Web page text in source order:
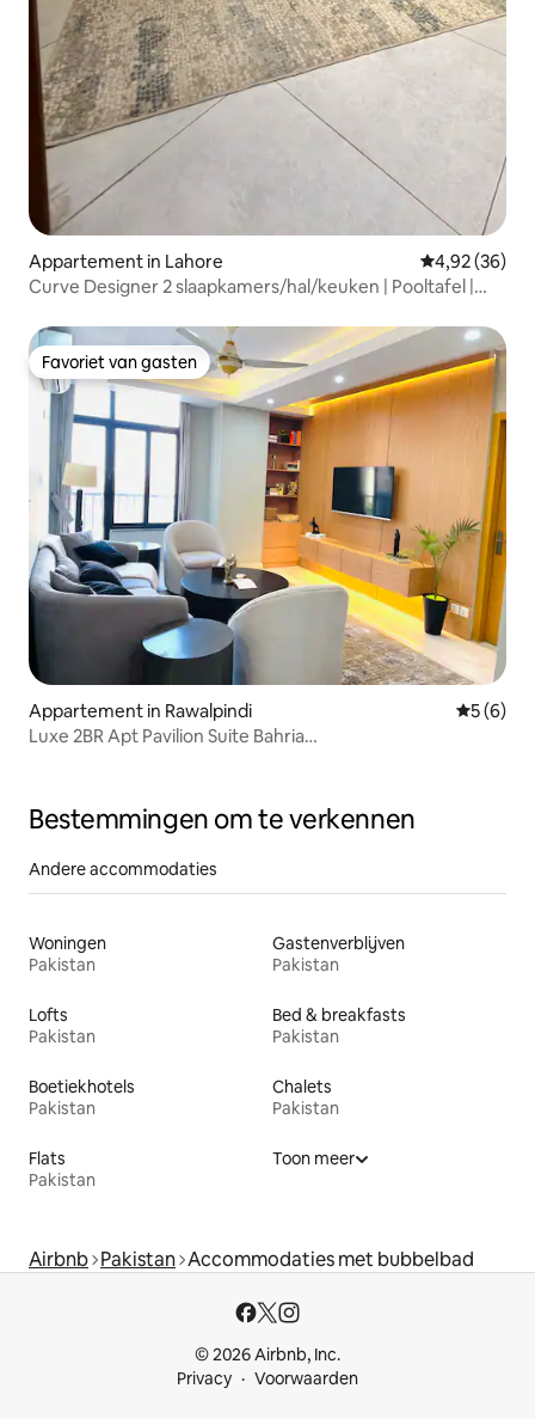
Appartement in Lahore Gemiddelde
4,92 (36)
Curve Designer 2 slaapkamers/hal/keuken | Pooltafel |
Favoriet van gasten
Favoriet van gasten
Appartement in Rawalpindi
5 (6)
Luxe 2BR Apt Pavilion Suite Bahria
Bestemmingen om te verkennen
Andere accommodaties
Woningen
Pakistan
Gastenverblijven
Pakistan
Lofts
Pakistan
Bed & breakfasts
Pakistan
Boetiekhotels
Pakistan
Chalets
Pakistan
Flats
Pakistan
Toon meer
Airbnb Pakistan Accommodaties met bubbelbad
© 2026 Airbnb, Inc.
Privacy
Voorwaarden